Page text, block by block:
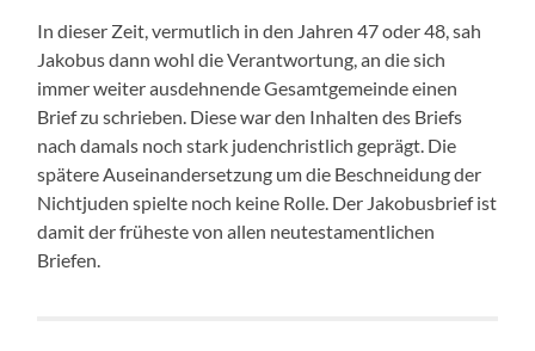
In dieser Zeit, vermutlich in den Jahren 47 oder 48, sah
Jakobus dann wohl die Verantwortung, an die sich
immer weiter ausdehnende Gesamtgemeinde einen
Brief zu schrieben. Diese war den Inhalten des Briefs
nach damals noch stark judenchristlich geprägt. Die
spätere Auseinandersetzung um die Beschneidung der
Nichtjuden spielte noch keine Rolle. Der Jakobusbrief ist
damit der früheste von allen neutestamentlichen
Briefen.